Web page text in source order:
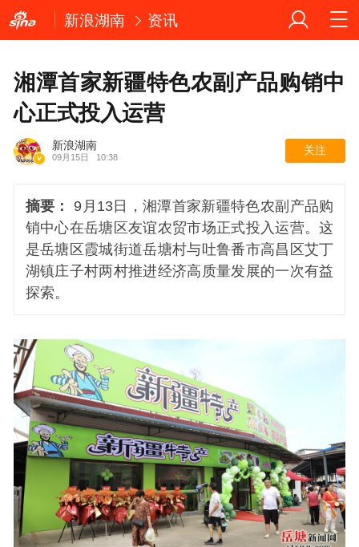
新浪湖南 资讯
湘潭首家新疆特色农副产品购销中
心正式投入运营
新浪湖南
09月15日 10:38
关注
摘要：
9月13日，湘潭首家新疆特色农副产品购
销中心在岳塘区友谊农贸市场正式投入运营。这
是岳塘区霞城街道岳塘村与吐鲁番市高昌区艾丁
湖镇庄子村两村推进经济高质量发展的一次有益
探索。